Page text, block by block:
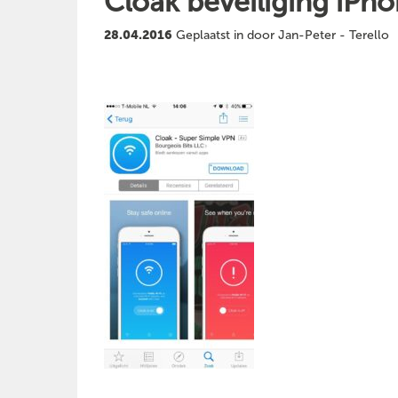
28.04.2016 Geplaatst in door Jan-Peter - Terello